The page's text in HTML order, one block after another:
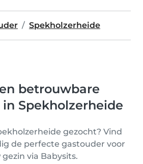
Spekholzerheide
betrouwbare
Spekholzerheide
gezocht? Vind
de perfecte gastouder voor
via Babysits.